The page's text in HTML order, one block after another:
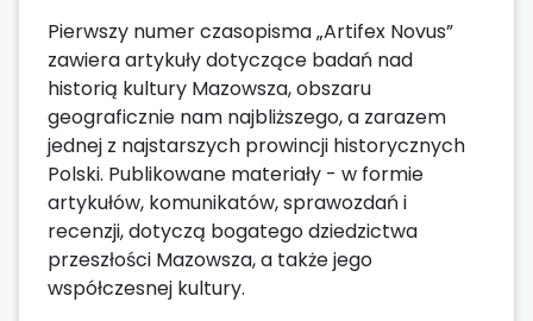
Pierwszy numer czasopisma „Artifex Novus”
zawiera artykuły dotyczące badań nad
historią kultury Mazowsza, obszaru
geograficznie nam najbliższego, a zarazem
jednej z najstarszych prowincji historycznych
Polski. Publikowane materiały - w formie
artykułów, komunikatów, sprawozdań i
recenzji, dotyczą bogatego dziedzictwa
przeszłości Mazowsza, a także jego
współczesnej kultury.